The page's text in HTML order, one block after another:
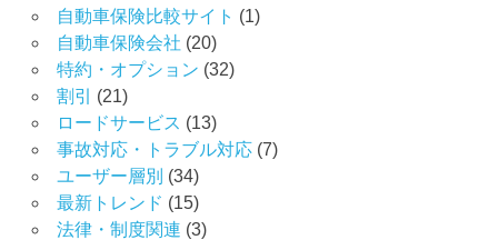
自動車保険比較サイト (1)
自動車保険会社 (20)
特約・オプション (32)
割引
(21)
ロードサービス (13)
事故対応・トラブル対応(7)
ユーザー層別 (34)
最新トレンド (15)
法律・制度関連 (3)